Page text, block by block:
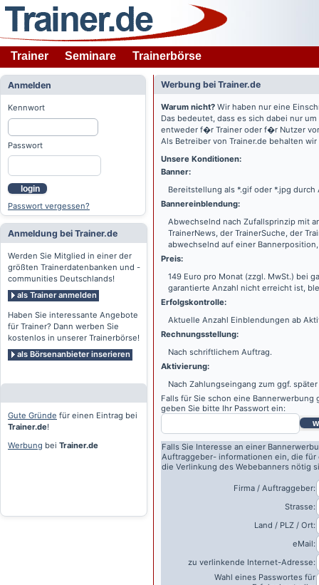
Trainer Seminare Trainerbörse
Anmelden
Kennwort
Passwort
login
Passwort vergessen?
Anmeldung bei Trainer.de
Werden Sie Mitglied in einer der
größten Trainerdatenbanken und -
communities Deutschlands!
als Trainer anmelden
Haben Sie interessante Angebote
für Trainer? Dann werben Sie
kostenlos in unserer Trainerbörse!
als Börsenanbieter inserieren
Gute Gründe für einen Eintrag bei
Trainer.de!
Werbung bei Trainer.de
Werbung bei Trainer.de
Warum nicht? Wir haben nur eine
Das bedeutet, dass es sich dabei nur
entweder f�r Trainer oder f�r Nutzer
Als Betreiber von Trainer.de behalten
Unsere Konditionen:
Banner:
Bereitstellung als *.gif oder *.jpg durch
Bannereinblendung:
Abwechselnd nach Zufallsprinzip mit
TrainerNews, der TrainerSuche, der
abwechselnd auf einer
Preis:
149 Euro pro Monat (zzgl. MwSt.) bei
garantierte Anzahl nicht erreicht ist,
Erfolgskontrolle:
Aktuelle Anzahl Einblendungen ab
Rechnungsstellung:
Nach schriftlichem Auftrag.
Aktivierung:
Nach Zahlungseingang zum ggf.
Falls für Sie schon eine Bannerwerbung
geben Sie bitte Ihr Passwort ein:
Falls Sie Interesse an einer
Auftraggeber- informationen ein, die
die Verlinkung des Webebanners nötig
Firma / Auftraggeber:
Strasse:
Land / PLZ / Ort:
eMail:
zu verlinkende Internet-Adresse:
Wahl eines Passwortes für